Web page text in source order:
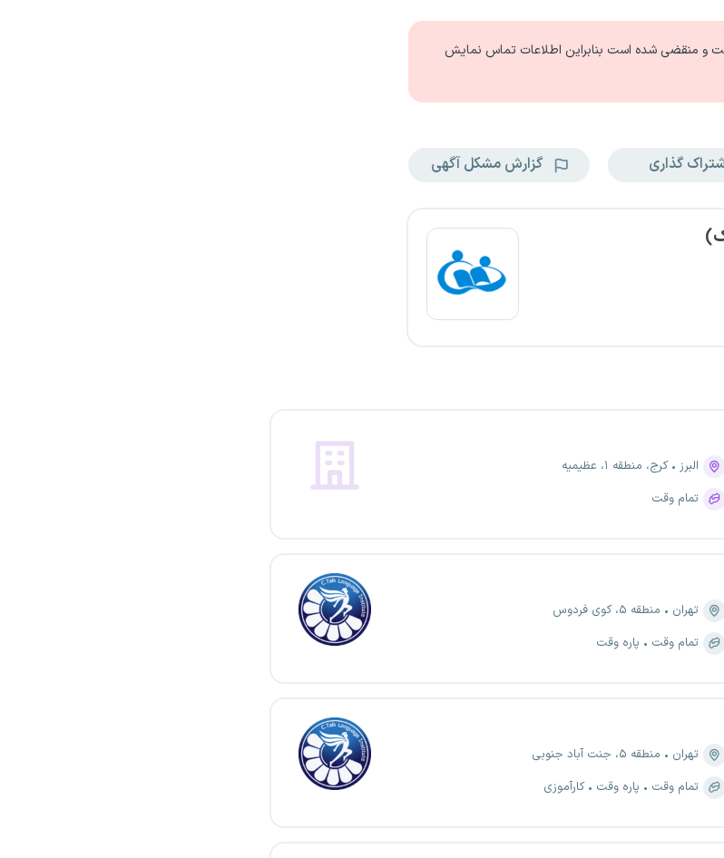
و منقضی شده است بنابراین اطلاعات تماس نمایش
گذاری گزارش مشکل آگهی
البرز
کرج، منطقه ۱، عظیمیه
تمام وقت
تهران
منطقه ۵، کوی فردوس
تمام وقت
پاره وقت
تهران
منطقه ۵، جنت آباد جنوبی
تمام وقت
پاره وقت کارآموزی